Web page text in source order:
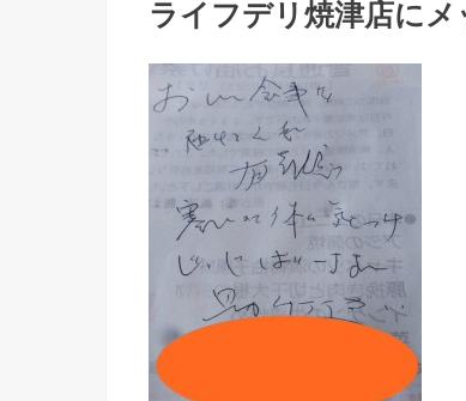
ライフデリ焼津店にメ